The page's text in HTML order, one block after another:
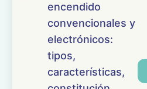
oposiciones de
Mantenimiento de
Vehículos, centrado en
los procesos ...
encendido
convencionales y
electrónicos:
tipos,
características,